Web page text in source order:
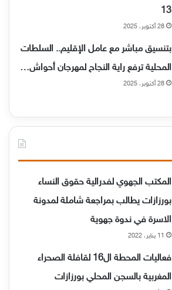
13
28 أكتوبر، 2025
بتنسيق مباشر مع عامل الإقليم.. السلطات
المحلية ترفع راية النجاح لمهرجان أحواش…
28 أكتوبر، 2025
المكتب الجهوي لفدرالية حقوق النساء
بورزازات يطالب بمراجعة شاملة لمدونة
الاسرة في ندوة جهوية
11 يناير، 2022
فعاليات المحطة ال16 لقافلة الصحراء
المغربية بالسجن المحلي بورزازات